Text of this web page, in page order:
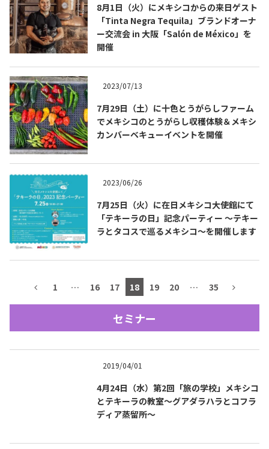
テキーラの飲み方 How to Drink Tequila
メキシコ料理 Cuisines of Mexico
メキシコ旅行
メキシコの記念日
トピックス一覧
お問合せ テキーラ・メスカルが飲める
バー＆レストラン
Bar & Restaurant
Tequila Journal SNS 在日メキシコ大使館 SNS
8月1日（火）にメキシコからの来日ゲスト
「Tinta Negra Tequila」ブランドオーナ
ー交流会 in 大阪「Salón de México」を
開催
2023/07/13
7月29日（土）に十色とうがらしファーム
でメキシコのとうがらし収穫体験＆メキシ
カンバーベキューイベントを開催
2023/06/26
7月25日（火）に在日メキシコ大使館にて
「テキーラの日」記念パーティー ～テキー
ラとタコスで巡るメキシコ～を開催します
1 … 16 17 18 19 20 … 35
セミナー
2019/04/01
4月24日（水）第2回「旅の学校」メキシコ
とテキーラの教室〜グアダラハラとコフラ
ディア蒸留所～